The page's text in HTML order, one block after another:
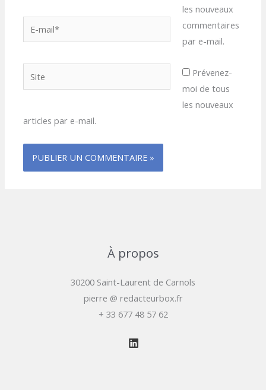
mail*
les nouveaux
commentaires
par e-mail.
Prévenez-
moi de tous
les nouveaux
articles par e-mail.
À propos
30200 Saint-Laurent de Carnols
pierre @ redacteurbox.fr
+ 33 677 48 57 62